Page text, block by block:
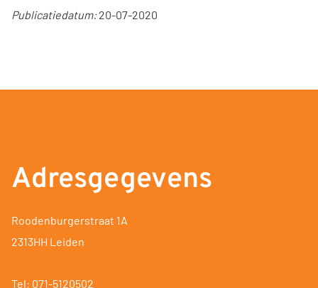
Publicatiedatum:20-07-2020
Adresgegevens
Roodenburgerstraat 1A
2313HH Leiden
Tel: 071-5120502